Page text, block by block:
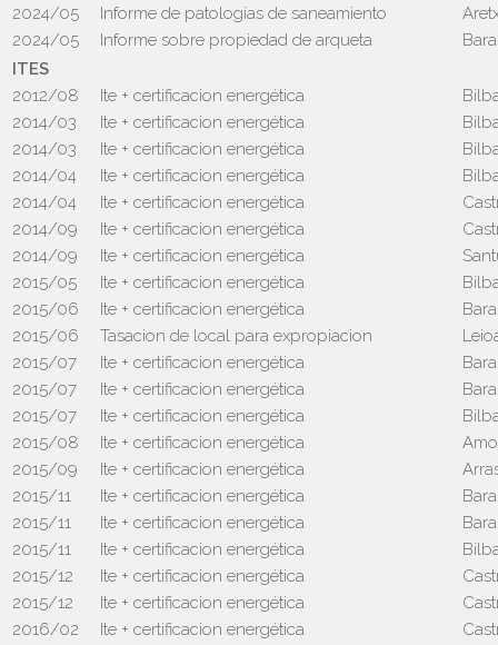
2024/05 Informe de patologías de saneamiento
2024/05
Informe sobre propiedad de arqueta
ITES
2012/08
Ite + certificacion energética
2014/03
Ite + certificacion energética
2014/03
Ite + certificacion energética
2014/04
Ite + certificacion energética
2014/04
Ite + certificacion energética
2014/09
Ite + certificacion energética
2014/09
Ite + certificacion energética
2015/05
Ite + certificacion energética
2015/06
Ite + certificacion energética
2015/06
Tasacion de local para expropiacion
2015/07
Ite + certificacion energética
2015/07
Ite + certificacion energética
2015/07
Ite + certificacion energética
2015/08
Ite + certificacion energética
2015/09
Ite + certificacion energética
2015/11
Ite + certificacion energética
2015/11
Ite + certificacion energética
2015/11
Ite + certificacion energética
2015/12
Ite + certificacion energética
2015/12
Ite + certificacion energética
2016/02
Ite + certificacion energética